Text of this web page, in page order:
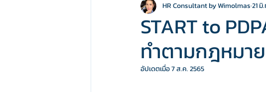
HR Strategy PDPA In-House Training
ความรู้ PDPA พ.ร.บ.คุ้มครองข้อมูลส่ Public
START to
ทำตามกฎหมา
HR Consultant by Wimolmas21 มิ
อัปเดตเมื่อ7 ส.ค. 2565